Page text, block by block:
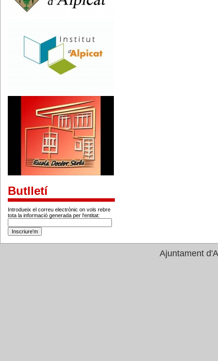
Butlletí
Introdueix el correu electrònic on vols rebre
tota la informació generada per l'entitat:
Ajuntament